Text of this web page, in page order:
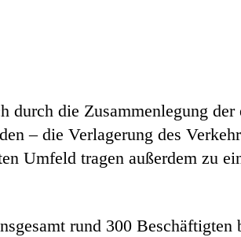
durch die Zusammenlegung der
– die Verlagerung des
Umfeld tragen außerdem zu
rund 300 Beschäftigten